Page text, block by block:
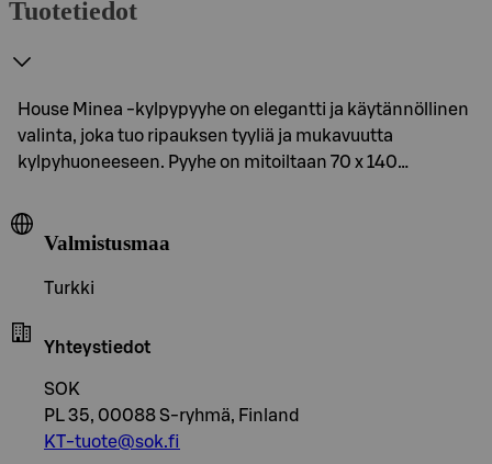
Tuotetiedot
House Minea -kylpypyyhe on elegantti ja käytännöllinen
valinta, joka tuo ripauksen tyyliä ja mukavuutta
kylpyhuoneeseen. Pyyhe on mitoiltaan 70 x 140…
Valmistusmaa
Turkki
Yhteystiedot
SOK
PL 35, 00088 S-ryhmä, Finland
KT-tuote@sok.fi